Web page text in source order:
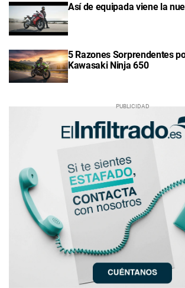
Así de equipada viene la
5 Razones Sorprendentes
Kawasaki Ninja 650